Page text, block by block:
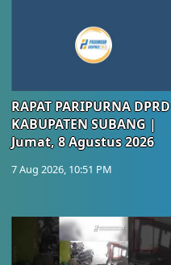
RAPAT PARIPURNA DPRD
KABUPATEN SUBANG |
Jumat, 8 Agustus 2026
7 Aug 2026, 10:51 PM